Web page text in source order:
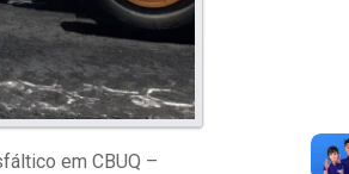
em CBUQ –